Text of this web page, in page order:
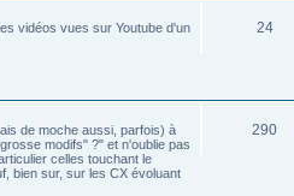
vidéos vues sur Youtube d'un
24
de moche aussi, parfois) à
modifs" ?" et n'oublie pas
celles touchant le
bien sur, sur les CX évoluant
290